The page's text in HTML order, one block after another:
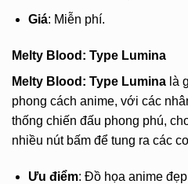
Giá: Miễn phí.
Melty Blood: Type Lumina
Melty Blood: Type Lumina là
phong cách anime, với các
thống chiến đấu phong phú,
nhiều nút bấm để tung ra các
Ưu điểm: Đồ họa anime